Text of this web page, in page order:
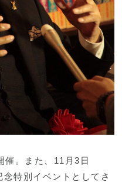
催。また、11月3日
念特別イベントとしてさ